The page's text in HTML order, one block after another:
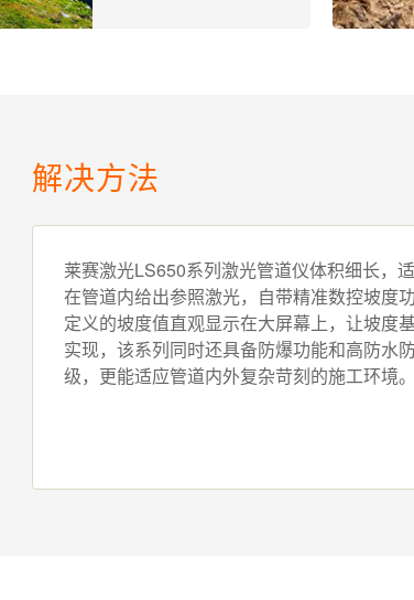
解决方法
莱赛激光LS650系列激光管道仪体积细长，
在管道内给出参照激光，自带精准数控坡度
定义的坡度值直观显示在大屏幕上，让坡度
实现，该系列同时还具备防爆功能和高防水
级，更能适应管道内外复杂苛刻的施工环境。